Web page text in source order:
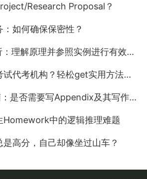
Research Proposal？
如何确保保密性？
原理并参照实例进行有效的SWOT分析
考机构？轻松get实用方法与建议！
是否需要写Appendix及其写作技巧
Homework中的逻辑推理难题
高分，自己却像坐过山车？